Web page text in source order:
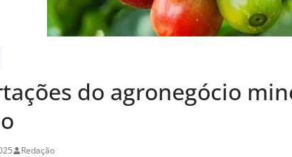
do agronegócio
Redação